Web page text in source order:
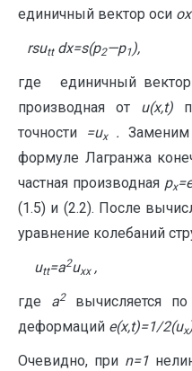
единичный вектор оси ox
rsutt dx=s(p2—p1
где
единичный
производная от u(x,t)
точности
=ux . Заменим
формуле Лагранжа
частная производная px=e
(1.5) и (2.2). После
уравнение колебаний
utt=a2uxx
где a2вычисляется
деформаций e(x,t)=1/2(ux
Очевидно, при n=1